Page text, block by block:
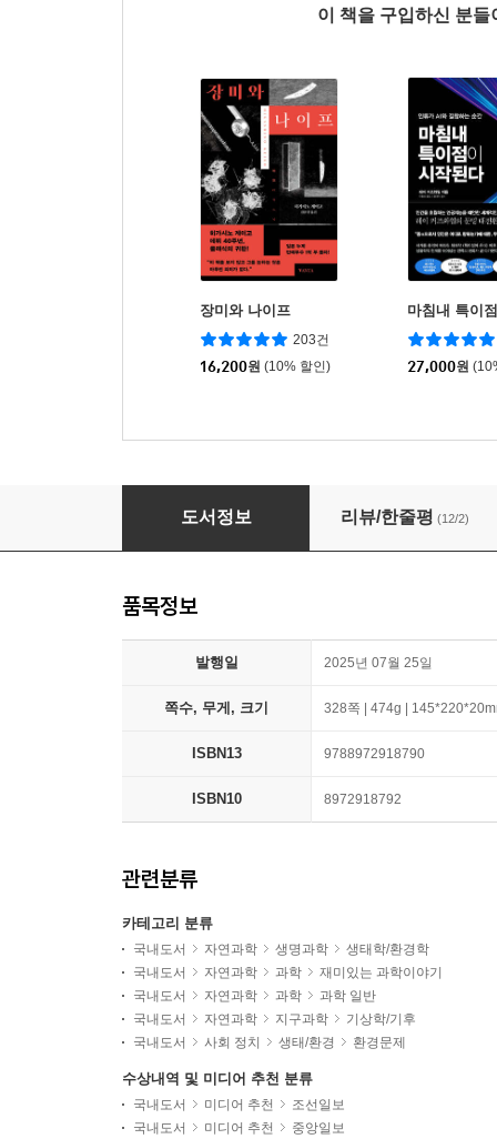
이 책을 구입하신 분
장미와 나이프
203건
16,200원 (10% 할인)
마침내 특이
27,000원
파워 메탈
도서정보 리뷰/한줄평 (12/2)
품목정보
발행일 2025년 07월 25일
쪽수, 무게, 크기 328쪽 | 474g |
ISBN13 9788972918790
ISBN10 8972918792
관련분류
카테고리 분류
국내도서 자연과학 생명과학
생태학/환경학
국내도서
자연과학 과학
재미있는 과학이야기
국내도서
자연과학 과학
과학 일반
국내도서
자연과학 지구과학
기상학/기후
국내도서
사회 정치 생태/환경 환경문제
수상내역 및 미디어 추천 분류
국내도서 미디어 추천
조선일보
국내도서
미디어 추천
중앙일보